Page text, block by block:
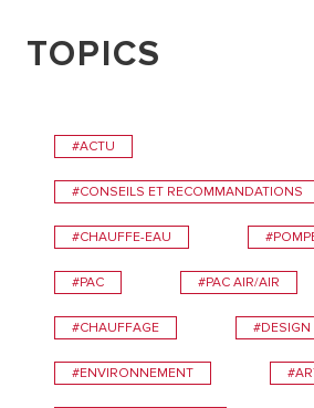
TOPICS
#ACTU
#CONSEILS ET RECOMMANDATIONS
#CHAUFFE-EAU
#PAC #PAC AIR/AIR
#CHAUFFAGE #DESIGN
#ENVIRONNEMENT